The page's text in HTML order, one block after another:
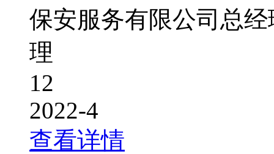
保安服务有限公司总
理
12
2022-4
查看详情